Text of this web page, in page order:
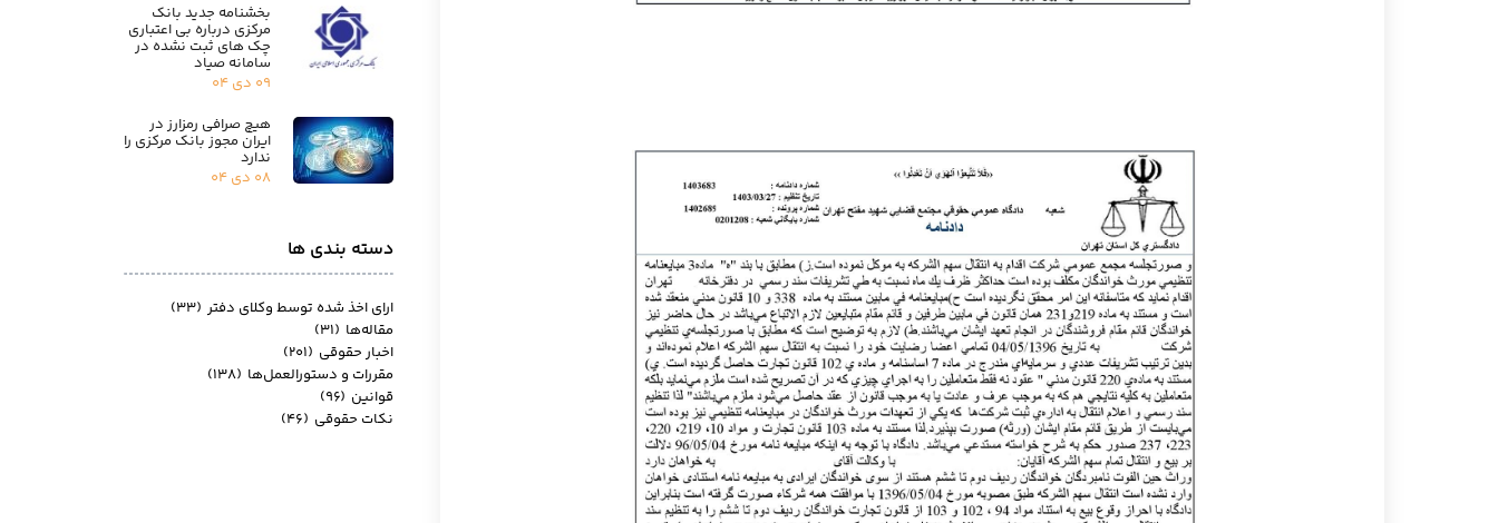
دسته بندی ها
بخشنامه جدید بانک
مرکزی درباره بی اعتباری
چک های ثبت نشده در
سامانه صیاد
۰۹ دی ۰۴
هیچ صرافی رمزارز در
ایران مجوز بانک مرکزی را
ندارد
۰۸ دی ۰۴
ارای اخذ شده توسط وکلای دفتر (۳۳)
مقاله‌ها (۳۱)
اخبار حقوقی (۲۰۱)
مقررات و دستورالعمل‌ها (۱۳۸)
قوانین (۹۶)
نکات حقوقی (۴۶)